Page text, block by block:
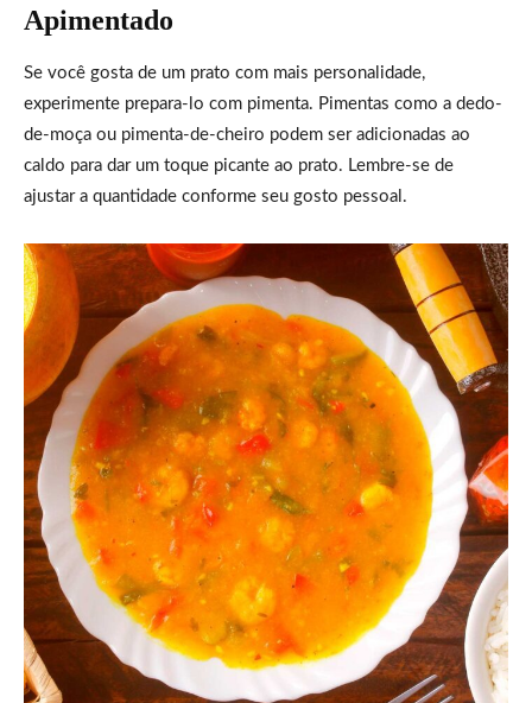
Apimentado
Se você gosta de um prato com mais personalidade,
experimente prepara-lo com pimenta. Pimentas como a dedo-
de-moça ou pimenta-de-cheiro podem ser adicionadas ao
caldo para dar um toque picante ao prato. Lembre-se de
ajustar a quantidade conforme seu gosto pessoal.